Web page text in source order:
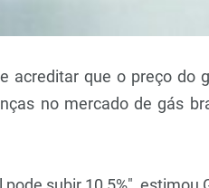
acreditar que o preço
no mercado de gás